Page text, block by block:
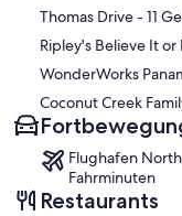
Thomas Drive- 11
Ripley's Believe It or
WonderWorks
Coconut Creek
Flughafen
Fahrminuten
Restaurants